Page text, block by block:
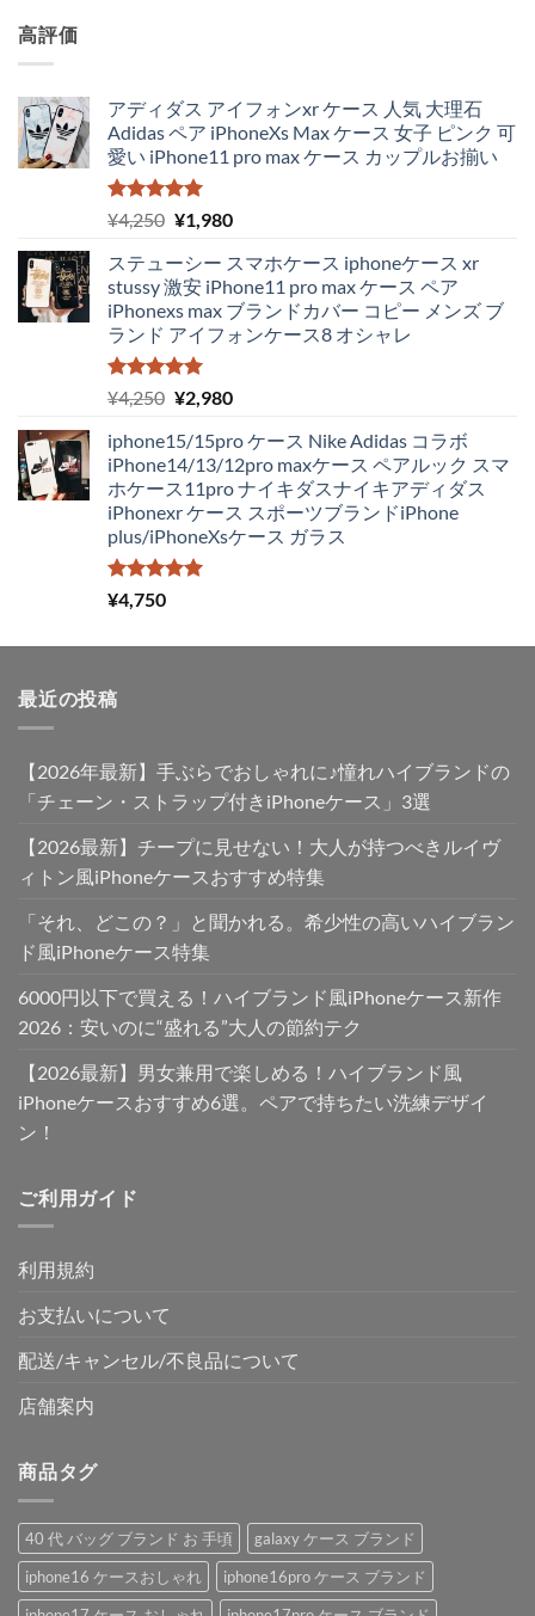
高評価
アディダス アイフォンxr ケース 人気 大理石
Adidas ペア iPhoneXs Max ケース 女子 ピンク 可
愛い iPhone11 pro max ケース カップルお揃い
5段階中
5.00
の評価
¥4,250 元
価
格
は
¥4,250
で
し
¥1,980現
の
価
格
は
で
ステューシー スマホケース iphoneケース xr
stussy 激安 iPhone11 pro max ケース ペア
iPhonexs max ブランドカバー コピー メンズ ブ
ランド アイフォンケース8 オシャレ
5段階中
5.00
の評価
¥4,250 元
価
格
は
¥4,250
で
し
¥2,980現
の
価
格
は
¥2,980
iphone15/15pro ケース Nike Adidas コラボ
iPhone14/13/12pro maxケース ペアルック スマ
ホケース11pro ナイキダスナイキアディダス
iPhonexr ケース スポーツブランドiPhone
plus/iPhoneXsケース ガラス
5段階中
5.00
¥4,750
最近の投稿
【2026年最新】手ぶらでおしゃれに♪憧れハイブランドの
「チェーン・ストラップ付きiPhoneケース」3選
【2026最新】チープに見せない！大人が持つべきルイヴ
ィトン風iPhoneケースおすすめ特集
「それ、どこの？」と聞かれる。希少性の高いハイブラン
ド風iPhoneケース特集
6000円以下で買える！ハイブランド風iPhoneケース新作
2026：安いのに“盛れる”大人の節約テク
【2026最新】男女兼用で楽しめる！ハイブランド風
iPhoneケースおすすめ6選。ペアで持ちたい洗練デザイ
ン！
ご利用ガイド
利用規約
お支払いについて
配送/キャンセル/不良品について
店舗案内
商品タグ
40 代 バッグ ブランド お 手頃
galaxy ケース ブランド
iphone16 ケースおしゃれ
iphone16pro ケース ブランド